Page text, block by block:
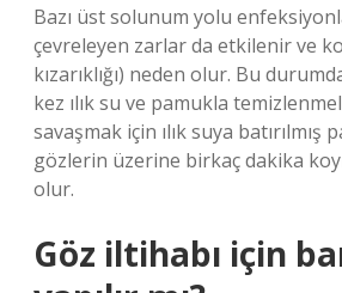
Bazı üst solunum yolu
çevreleyen zarlar da etkilenir ve
kızarıklığı) neden olur. Bu
kez ılık su ve pamukla
savaşmak için ılık suya batırılmış
gözlerin üzerine birkaç dakika
olur.
Göz iltihabı için